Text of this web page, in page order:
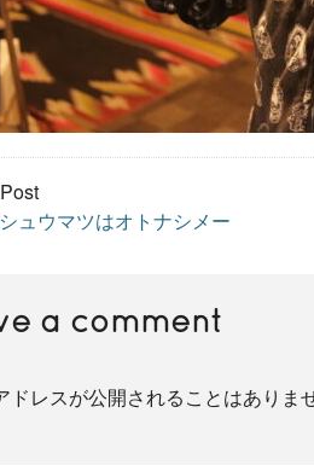
ュウマツはオトナシメー
a comment
ドレスが公開されることはありませ